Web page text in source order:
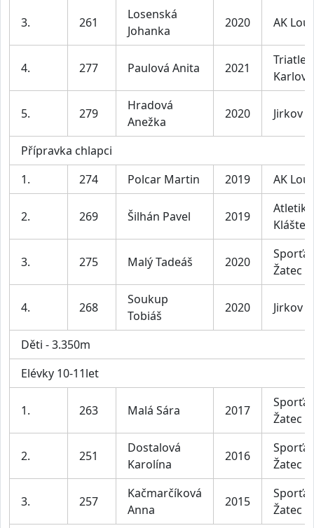
3. 261
Losenská
Johanka
2020 AK
4. 277 Paulová Anita 2021
Triatlet
5. 279
Hradová
Anežka
2020 Jirkov
Přípravka chlapci
1.
274 Polcar Martin 2019 AK
2. 269 Šilhán Pavel 2019
Atletika
3. 275 Malý Tadeáš 2020
Žatec
4. 268
Soukup
Tobiáš
2020 Jirkov
Děti - 3.350m
Elévky 10-11let
1. 263 Malá Sára 2017
Žatec
2. 251
Dostalová
Karolína
2016
Žatec
3. 257
Kačmarčíková
Anna
2015
Žatec